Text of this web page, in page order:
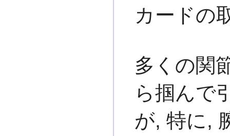
カードの
多くの関
ら掴んで
が, 特に,